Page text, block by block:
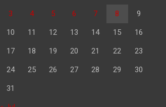
3 4 5 6 7 8 9
10 11 12 13 14 15 16
17 18 19 20 21 22 23
24 25 26 27 28 29 30
31